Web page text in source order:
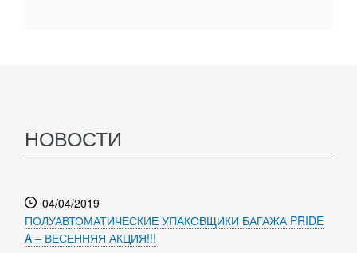
НОВОСТИ
04/04/2019
ПОЛУАВТОМАТИЧЕСКИЕ УПАКОВЩИКИ БАГАЖА PRIDE
A – ВЕСЕННЯЯ АКЦИЯ!!!